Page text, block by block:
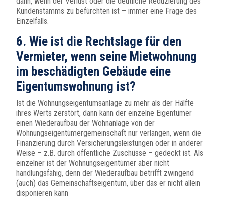
Kundenstamms zu befürchten ist – immer eine Frage des
Einzelfalls.
6. Wie ist die Rechtslage für den
Vermieter, wenn seine Mietwohnung
im beschädigten Gebäude eine
Eigentumswohnung ist?
Ist die Wohnungseigentumsanlage zu mehr als der Hälfte
ihres Werts zerstört, dann kann der einzelne Eigentümer
einen Wiederaufbau der Wohnanlage von der
Wohnungseigentümergemeinschaft nur verlangen, wenn die
Finanzierung durch Versicherungsleistungen oder in anderer
Weise – z.B. durch öffentliche Zuschüsse – gedeckt ist. Als
einzelner ist der Wohnungseigentümer aber nicht
handlungsfähig, denn der Wiederaufbau betrifft zwingend
(auch) das Gemeinschaftseigentum, über das er nicht allein
disponieren kann